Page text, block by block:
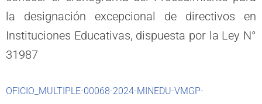
la designación excepcional de directivos en
Instituciones Educativas, dispuesta por la Ley N°
31987
OFICIO_MULTIPLE-00068-2024-MINEDU-VMGP-